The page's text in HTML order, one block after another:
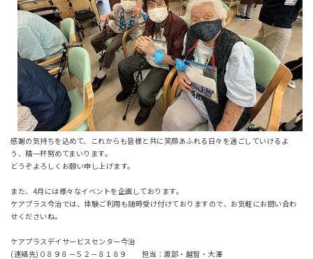
感謝の気持ちを込めて、これからも皆様と共に笑顔あふれる日々を過ごしていけるよ
う、精一杯努めてまいります。
どうぞよろしくお願い申し上げます。
また、4月には様々なイベントを企画しております。
ケアプラス今治では、体験ご利用も随時受け付けておりますので、お気軽にお問い合わ
せくださいね。
ケアプラスデイサービスセンター今治
(連絡先)０８９８－５２－８１８９ 担当：渡部・越智・大澤